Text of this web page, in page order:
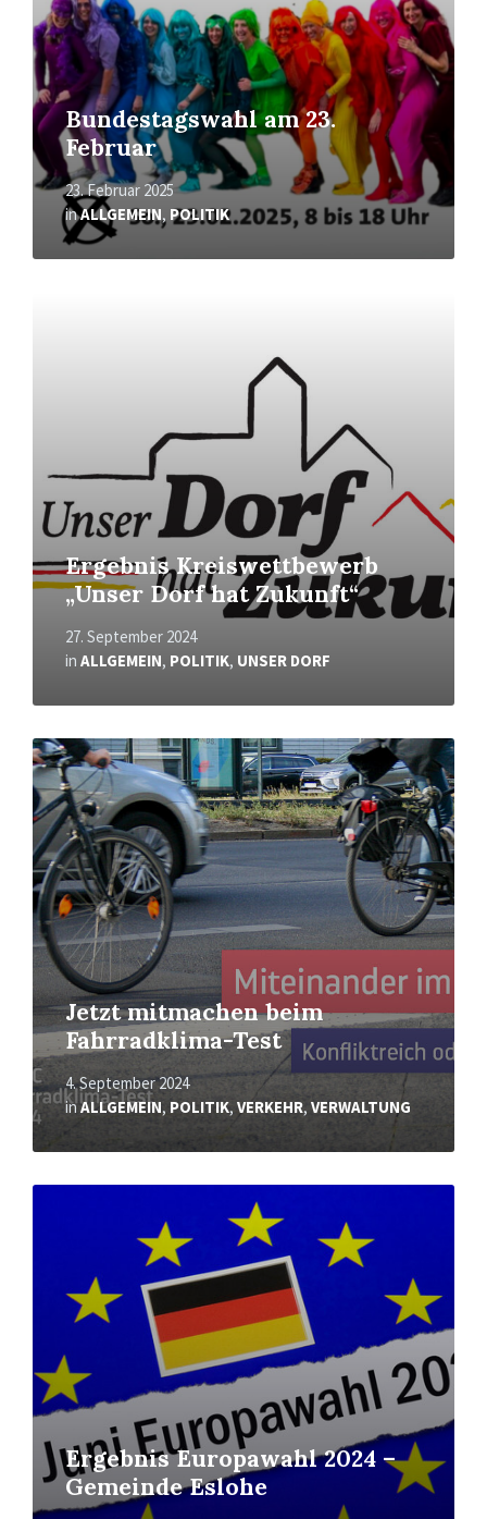
Bundestagswahl am 23.
Februar
23. Februar 2025
inALLGEMEIN, POLITIK
Ergebnis Kreiswettbewerb
„Unser Dorf hat Zukunft“
27. September 2024
in ALLGEMEIN, POLITIK, UNSER DORF
Jetzt mitmachen beim
Fahrradklima-Test
4. September 2024
inALLGEMEIN, POLITIK, VERKEHR, VERWALTUNG
Mehr
erfahren
Ergebnis Europawahl 2024 –
Gemeinde Eslohe
Mehr